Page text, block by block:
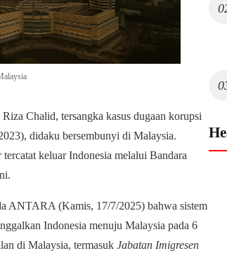
Chalid, tersangka kasus dugaan korupsi
didaku bersembunyi di Malaysia.
keluar Indonesia melalui Bandara
ANTARA (Kamis, 17/7/2025) bahwa sistem
Indonesia menuju Malaysia pada 6
di Malaysia, termasuk Jabatan Imigresen